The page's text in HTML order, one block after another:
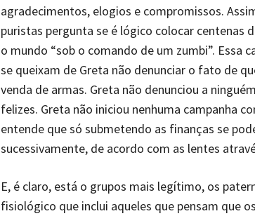
agradecimentos, elogios e compromissos.
puristas pergunta se é lógico colocar centenas
o mundo “sob o comando de um zumbi”. Essa
se queixam de Greta não denunciar o fato de
venda de armas. Greta não denunciou a
felizes. Greta não iniciou nenhuma campanha
entende que só submetendo as finanças se
sucessivamente, de acordo com as lentes
E, é claro, está o grupos mais legítimo, os
fisiológico que inclui aqueles que pensam que